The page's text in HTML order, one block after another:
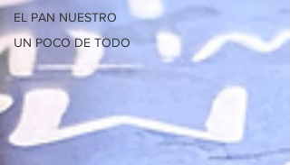
EL PAN NUESTRO
UN POCO DE TODO